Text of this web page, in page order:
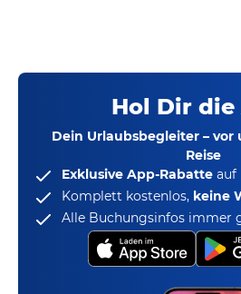
Hol Dir die
Dein Urlaubsbegleiter –
Reise
Exklusive App-Rabatte auf
Komplett kostenlos, keine
Alle Buchungsinfos immer